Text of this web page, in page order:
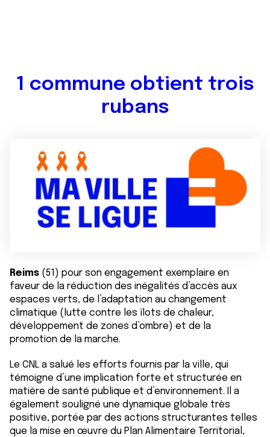
1 commune obtient trois
rubans
Reims (51) pour son engagement exemplaire en
faveur de la réduction des inégalités d’accès aux
espaces verts, de l’adaptation au changement
climatique (lutte contre les îlots de chaleur,
développement de zones d’ombre) et de la
promotion de la marche.
Le CNL a salué les efforts fournis par la ville, qui
témoigne d’une implication forte et structurée en
matière de santé publique et d’environnement. Il a
également souligné une dynamique globale très
positive, portée par des actions structurantes telles
que la mise en œuvre du Plan Alimentaire Territorial,